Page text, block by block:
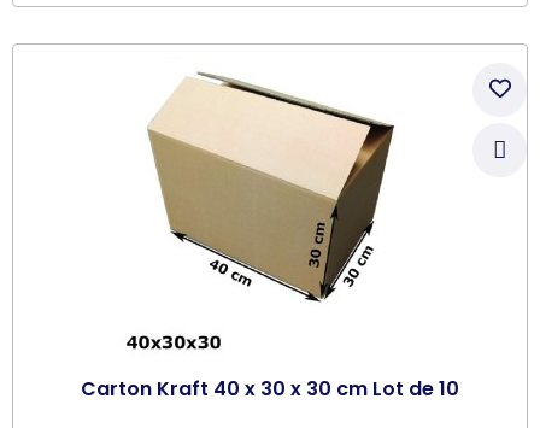
Carton Kraft 40 x 30 x 30 cm Lot de 10